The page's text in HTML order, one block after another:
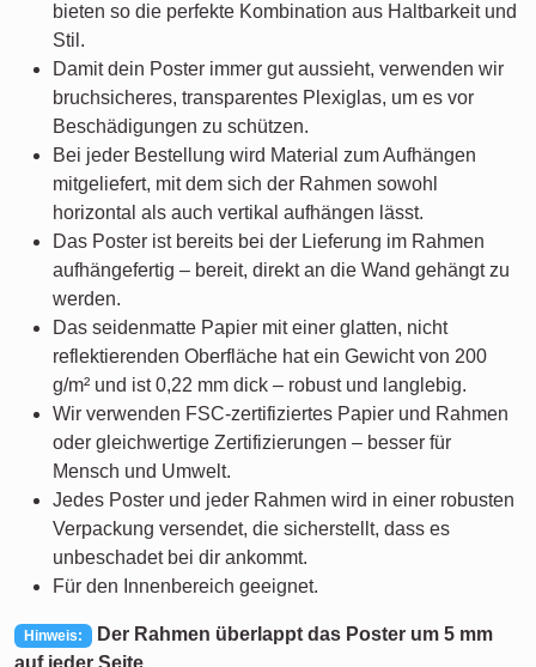
bieten so die perfekte Kombination aus Haltbarkeit und
Stil.
Damit dein Poster immer gut aussieht, verwenden wir
bruchsicheres, transparentes Plexiglas, um es vor
Beschädigungen zu schützen.
Bei jeder Bestellung wird Material zum Aufhängen
mitgeliefert, mit dem sich der Rahmen sowohl
horizontal als auch vertikal aufhängen lässt.
Das Poster ist bereits bei der Lieferung im Rahmen
aufhängefertig – bereit, direkt an die Wand gehängt zu
werden.
Das seidenmatte Papier mit einer glatten, nicht
reflektierenden Oberfläche hat ein Gewicht von 200
g/m² und ist 0,22 mm dick – robust und langlebig.
Wir verwenden FSC-zertifiziertes Papier und Rahmen
oder gleichwertige Zertifizierungen – besser für
Mensch und Umwelt.
Jedes Poster und jeder Rahmen wird in einer robusten
Verpackung versendet, die sicherstellt, dass es
unbeschadet bei dir ankommt.
Für den Innenbereich geeignet.
Hinweis:
Der Rahmen überlappt das Poster um 5 mm